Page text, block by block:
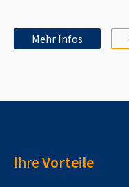
Mehr Infos
IhreVorteile